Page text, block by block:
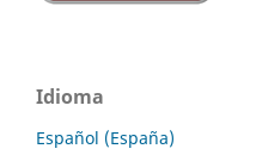
Idioma
Español (España)